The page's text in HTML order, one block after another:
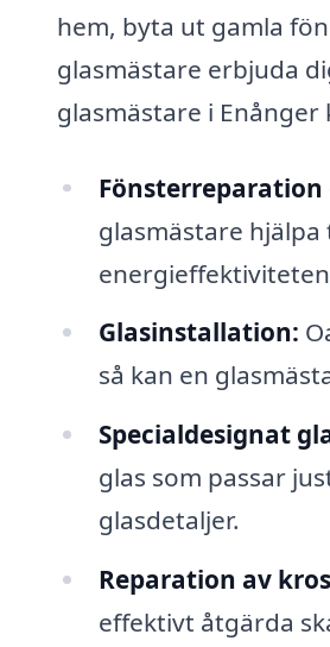
hem, byta ut gamla
glasmästare erbjuda
glasmästare i Enånger
Fönsterreparation
glasmästare
Glasinstallation:
så kan en
Specialdesignat
glas som passar
glasdetaljer.
Reparation av
effektivt åtgärda